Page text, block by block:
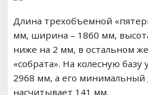
Длина трехобъемной
мм, ширина – 1860 мм,
ниже на 2 мм, в остальном
«собрата». На колесную
2968 мм, а его
насчитывает 141 мм.